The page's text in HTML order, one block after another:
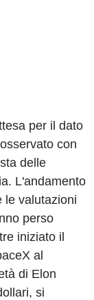
per il dato
con
delle
L'andamento
le valutazioni
perso
iniziato il
al
di Elon
si